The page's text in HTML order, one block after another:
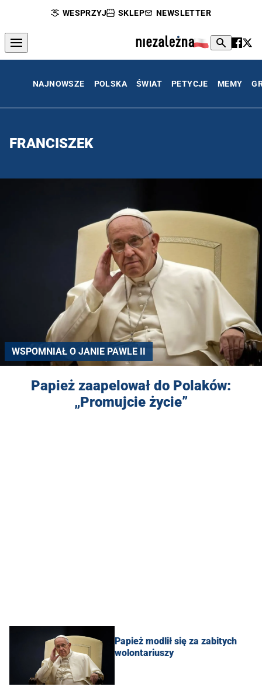
WESPRZYJ SKLEP NEWSLETTER
NAJNOWSZE POLSKA ŚWIAT PETYCJE MEMY
FRANCISZEK
WSPOMNIAŁ O JANIE PAWLE II
Papież zaapelował do Polaków:
„Promujcie życie”
Papież modlił się za zabitych
wolontariuszy